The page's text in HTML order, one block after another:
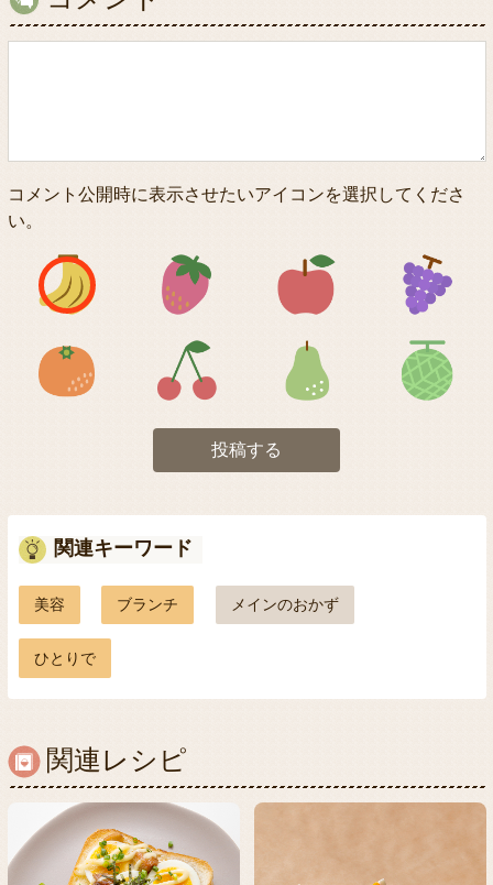
コメント公開時に表示させたいアイコンを選択してくださ
い。
アイコン1 アイコン2 アイコン3
アイコン5 アイコン6 アイコン7
投稿する
関連キーワード
美容 ブランチ メインのおかず
ひとりで
関連レシピ